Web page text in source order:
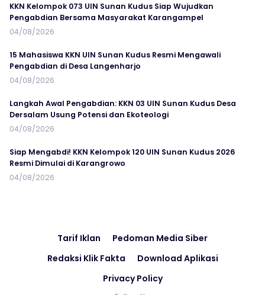
KKN Kelompok 073 UIN Sunan Kudus Siap Wujudkan
Pengabdian Bersama Masyarakat Karangampel
04/08/2026
15 Mahasiswa KKN UIN Sunan Kudus Resmi Mengawali
Pengabdian di Desa Langenharjo
04/08/2026
Langkah Awal Pengabdian: KKN 03 UIN Sunan Kudus Desa
Dersalam Usung Potensi dan Ekoteologi
04/08/2026
Siap Mengabdi! KKN Kelompok 120 UIN Sunan Kudus 2026
Resmi Dimulai di Karangrowo
04/08/2026
Tarif Iklan
Pedoman Media Siber
Redaksi Klik Fakta
Download Aplikasi
Privacy Policy